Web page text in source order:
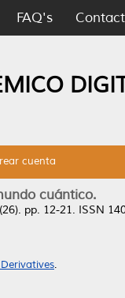
FAQ's
cuenta
cuántico.
pp. 12-21. ISSN
.